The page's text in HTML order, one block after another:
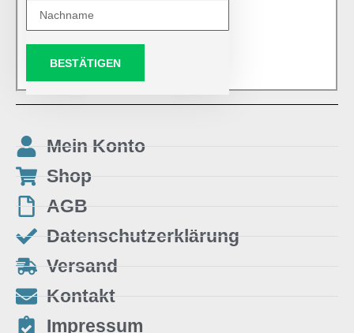
BESTÄTIGEN
Mein Konto
Shop
AGB
Datenschutzerklärung
Versand
Kontakt
Impressum